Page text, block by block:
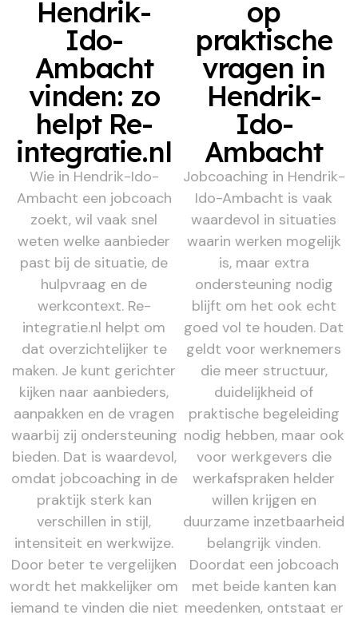
Hendrik-
Ido-
Ambacht
vinden: zo
helpt Re-
integratie.nl
Wie in Hendrik-Ido-
Ambacht een jobcoach
zoekt, wil vaak snel
weten welke aanbieder
past bij de situatie, de
hulpvraag en de
werkcontext. Re-
integratie.nl helpt om
dat overzichtelijker te
maken. Je kunt gerichter
kijken naar aanbieders,
aanpakken en de vragen
waarbij zij ondersteuning
bieden. Dat is waardevol,
omdat jobcoaching in de
praktijk sterk kan
verschillen in stijl,
intensiteit en werkwijze.
Door beter te vergelijken
wordt het makkelijker om
iemand te vinden die niet
op
praktische
vragen in
Hendrik-
Ido-
Ambacht
Jobcoaching in Hendrik-
Ido-Ambacht is vaak
waardevol in situaties
waarin werken mogelijk
is, maar extra
ondersteuning nodig
blijft om het ook echt
goed vol te houden. Dat
geldt voor werknemers
die meer structuur,
duidelijkheid of
praktische begeleiding
nodig hebben, maar ook
voor werkgevers die
werkafspraken helder
willen krijgen en
duurzame inzetbaarheid
belangrijk vinden.
Doordat een jobcoach
met beide kanten kan
meedenken, ontstaat er